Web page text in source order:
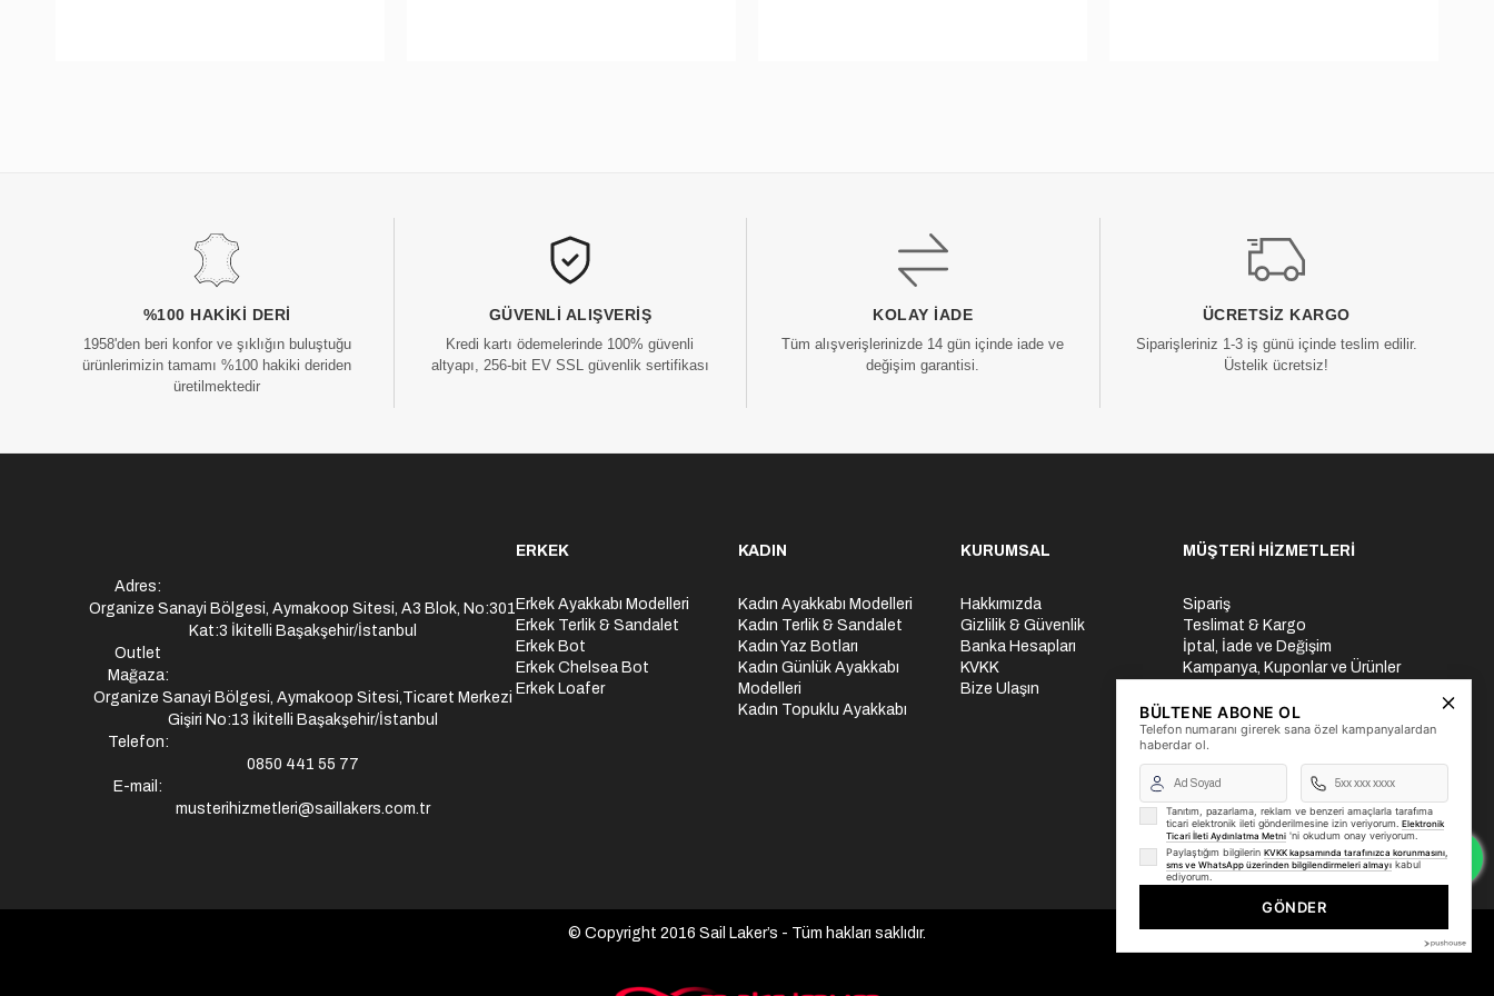
%100 HAKIKI DERI
1958'den beri konfor ve şıklığın buluştuğu
ürünlerimizin tamamı %100 hakiki deriden
üretilmektedir
GÜVENLI ALIŞVERIŞ
Kredi kartı ödemelerinde 100% güvenli
altyapı, 256-bit EV SSL güvenlik sertifikası
KOLAY İADE
Tüm alışverişlerinizde 14 gün içinde iade ve
değişim garantisi.
ÜCRETSIZ KARGO
Siparişleriniz 1-3 iş günü içinde teslim edilir.
Üstelik ücretsiz!
Adres:
Organize Sanayi Bölgesi, Aymakoop Sitesi, A3 Blok, No:301
Kat:3 İkitelli Başakşehir/İstanbul
Outlet
Mağaza:
Organize Sanayi Bölgesi, Aymakoop Sitesi,Ticaret Merkezi
Gişiri No:13 İkitelli Başakşehir/İstanbul
Telefon:
0850 441 55 77
E-mail:
musterihizmetleri@saillakers.com.tr
ERKEK
Erkek Ayakkabı Modelleri
Erkek Terlik & Sandalet
Erkek Bot
Erkek Chelsea Bot
Erkek Loafer
KADIN
Kadın Ayakkabı Modelleri
Kadın Terlik & Sandalet
Kadın Yaz Botları
Kadın Günlük Ayakkabı
Modelleri
Kadın Topuklu Ayakkabı
KURUMSAL
Hakkımızda
Gizlilik & Güvenlik
Banka Hesapları
KVKK
Bize Ulaşın
MÜŞTERİ HİZMETLERİ
Sipariş
Teslimat & Kargo
İptal, İade ve Değişim
Kampanya, Kuponlar ve Ürünler
Üyelik İşlemleri
Yurtdışı Gönderi
© Copyright 2016 Sail Laker’s - Tüm hakları saklıdır.
BÜLTENE ABONE OL
Telefon numaranı girerek sana özel kampanyalardan
haberdar ol.
Tanıtım, pazarlama, reklam ve benzeri amaçlarla tarafıma
ticari elektronik ileti gönderilmesine izin veriyorum. Elektronik
Ticari İleti Aydınlatma Metni 'ni okudum onay veriyorum.
Paylaştığım bilgilerin KVKK kapsamında tarafınızca korunmasını,
sms ve WhatsApp üzerinden bilgilendirmeleri almayı kabul
ediyorum.
GÖNDER